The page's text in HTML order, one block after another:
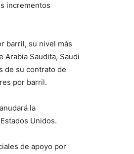
incrementos
barril, su nivel más
Arabia Saudita, Saudi
de su contrato de
por barril.
la
Unidos.
de apoyo por